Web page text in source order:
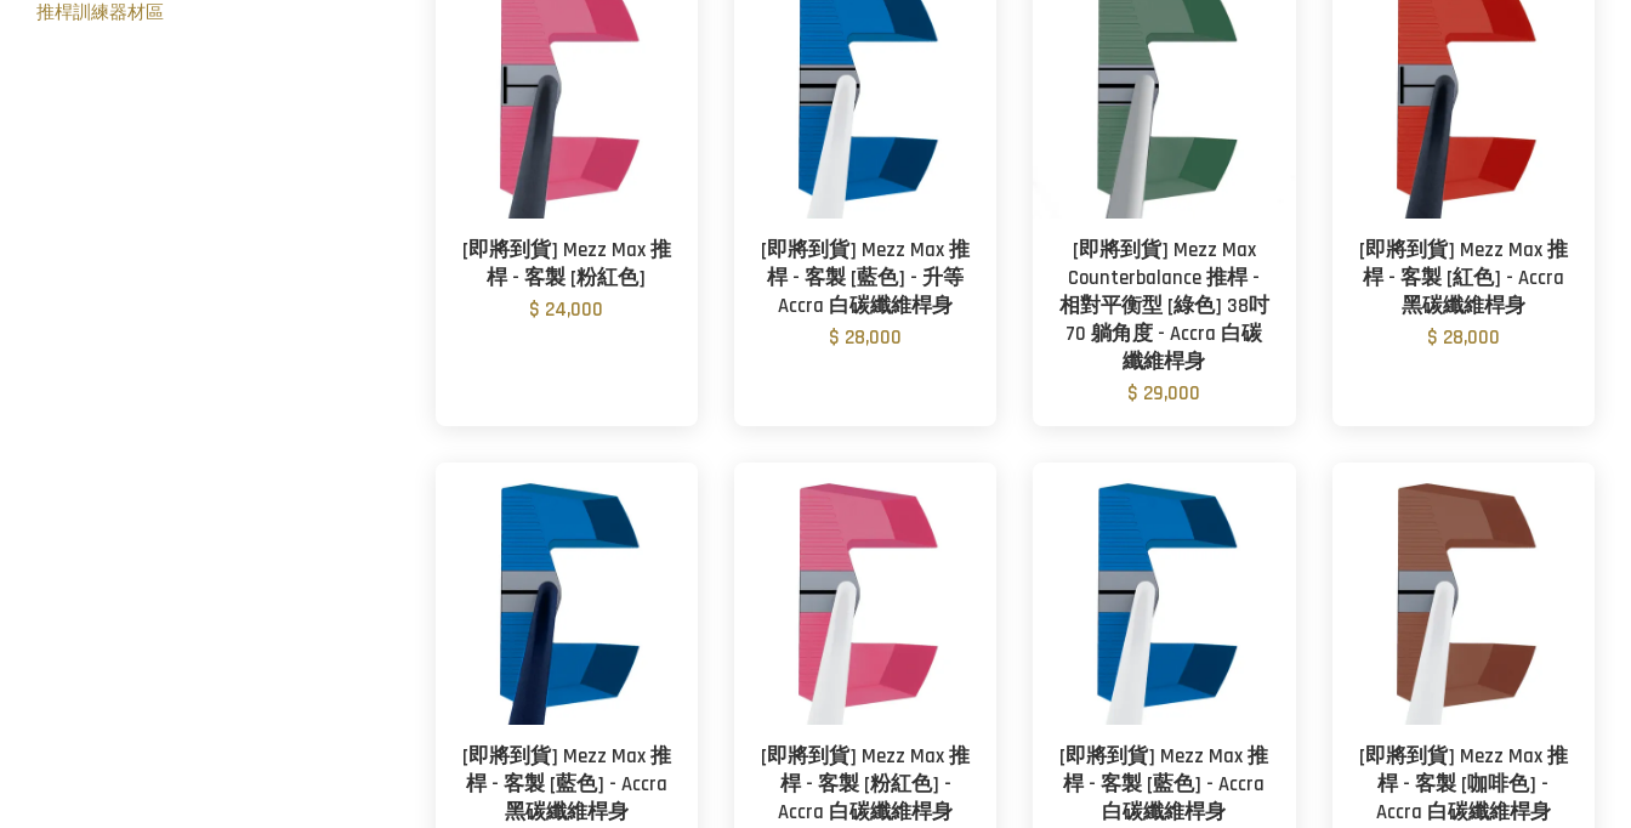
推桿訓練器材區
[即將到貨] Mezz Max 推
桿 - 客製 [粉紅色]
$ 24,000
[即將到貨] Mezz Max 推
桿 - 客製 [藍色] - 升等
Accra 白碳纖維桿身
$ 28,000
[即將到貨] Mezz Max
Counterbalance 推桿 -
相對平衡型 [綠色] 38吋
70 躺角度 - Accra 白碳
纖維桿身
$ 29,000
[即將到貨] Mezz Max 推
桿 - 客製 [紅色] - Accra
黑碳纖維桿身
$ 28,000
[即將到貨] Mezz Max 推
桿 - 客製 [藍色] - Accra
黑碳纖維桿身
[即將到貨] Mezz Max 推
桿 - 客製 [粉紅色] -
Accra 白碳纖維桿身
[即將到貨] Mezz Max 推
桿 - 客製 [藍色] - Accra
白碳纖維桿身
[即將到貨] Mezz Max 推
桿 - 客製 [咖啡色] -
Accra 白碳纖維桿身